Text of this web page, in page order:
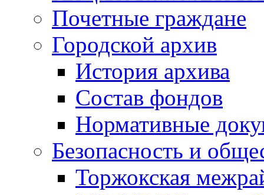
Почетные граждане
Городской архив
История архива
Состав фондов
Нормативные
Безопасность и
Торжокская